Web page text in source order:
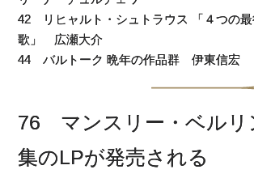
42 リヒャルト・シュトラウス 「４つの
歌」 広瀬大介
44 バルトーク 晩年の作品群 伊東信宏
76 マンスリー・ベル
集のLPが発売される